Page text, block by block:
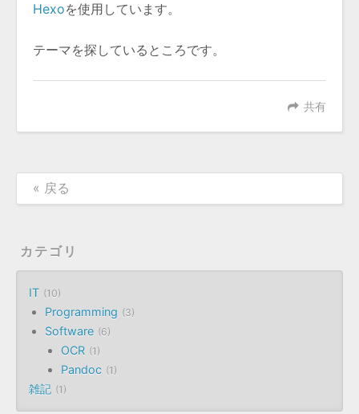
Hexoを使用しています。
テーマを探しているところです。
共有
« 戻る
カテゴリ
IT 10
Programming 3
Software 6
OCR 1
Pandoc 1
雑記 1